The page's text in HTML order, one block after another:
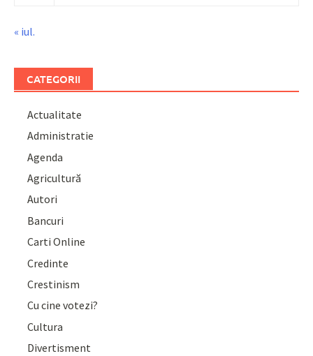
« iul.
CATEGORII
Actualitate
Administratie
Agenda
Agricultură
Autori
Bancuri
Carti Online
Credinte
Crestinism
Cu cine votezi?
Cultura
Divertisment